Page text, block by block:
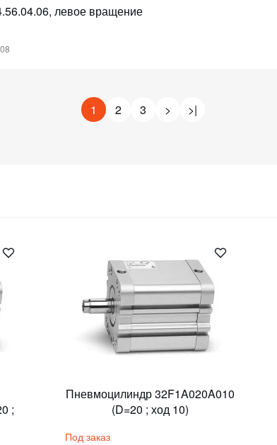
левое вращение
1 2 3 > >|
;
Пневмоцилиндр 32F1A020A010
(D=20 ; ход 10)
Под заказ